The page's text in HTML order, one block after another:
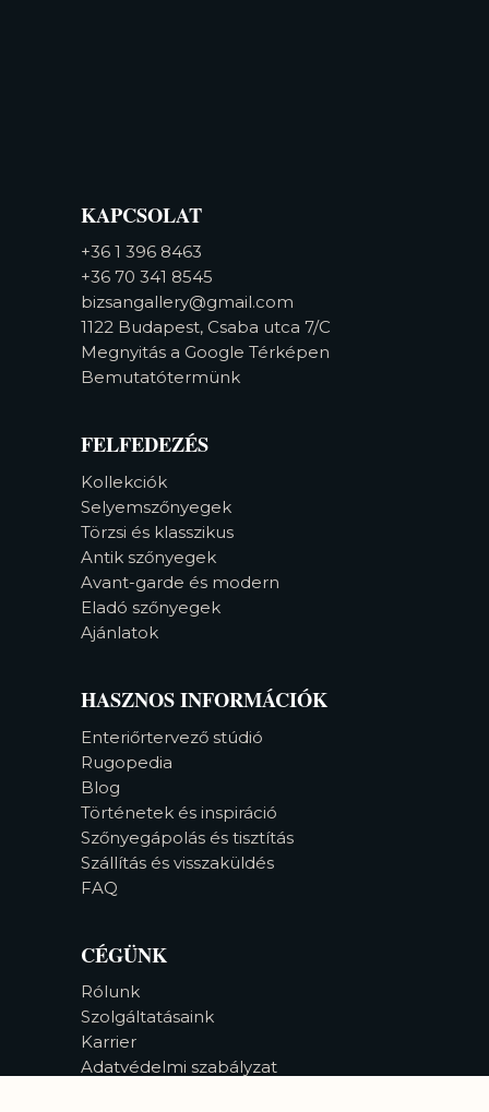
KAPCSOLAT
+36 1 396 8463
+36 70 341 8545
bizsangallery@gmail.com
1122 Budapest, Csaba utca 7/C
Megnyitás a Google Térképen
Bemutatótermünk
FELFEDEZÉS
Kollekciók
Selyemszőnyegek
Törzsi és klasszikus
Antik szőnyegek
Avant-garde és modern
Eladó szőnyegek
Ajánlatok
HASZNOS INFORMÁCIÓK
Enteriőrtervező stúdió
Rugopedia
Blog
Történetek és inspiráció
Szőnyegápolás és tisztítás
Szállítás és visszaküldés
FAQ
CÉGÜNK
Rólunk
Szolgáltatásaink
Karrier
Adatvédelmi szabályzat